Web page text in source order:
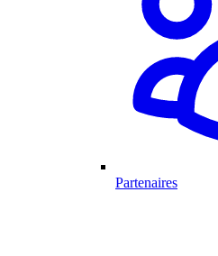
Partenaires